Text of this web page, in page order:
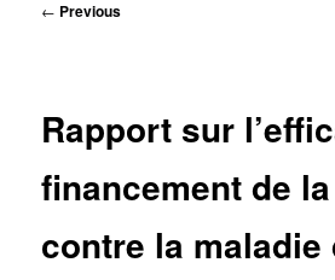
Post
← Previous
Rapport sur
financement de
contre la maladie